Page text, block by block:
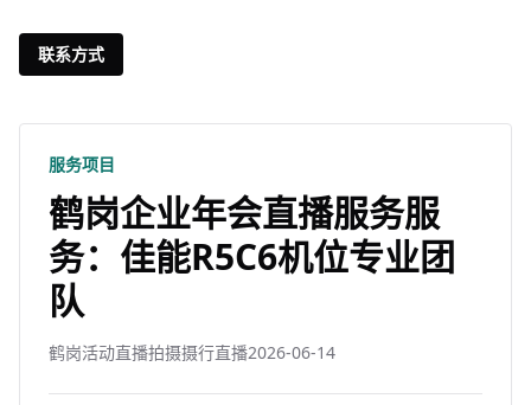
联系方式
服务项目
鹤岗企业年会直播服务服
务：佳能R5C6机位专业团
队
鹤岗活动直播拍摄摄行直播2026-06-14